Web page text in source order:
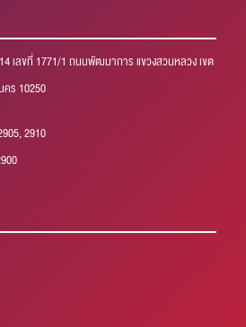
เลขที่ 1771/1 ถนนพัฒนาการ แขวงสวนหลวง เขต
ร 10250
2910